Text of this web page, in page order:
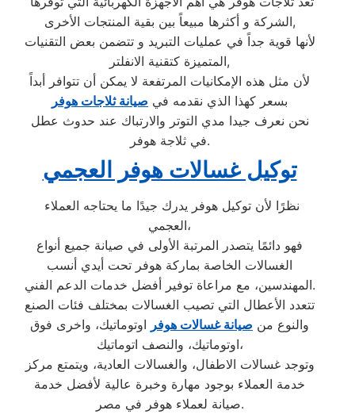
الشركة و أكثرها مبيعاً بين بقية المنتجات الأخرى,
لأنها قوية جداً في عمليات التبريد و تتضمن بعض التقنيات
المتميزة كتقنية الانفلتر,
لأن مثل هذه الإمكانيات المرتفعة لا يمكن أن تتوافر أبداً
بسعر كهذا الذي نقدمه في صيانة ثلاجات هوفر
نحن نعرف جيدا مدي التوتر والارتباك عند حدوث عطل
في ثلاجة هوفر.
توكيل غسالات هوفر العجمي
العجمي،
فهو دائمًا يتصدر المرتبة الأولى في صيانة جميع أنواع
الغسالات الخاصة بماركة هوفر تحت أيدي أنسب
المهندسين، مع مراعاة توفير أفضل خدمات الدعم الفني.
تتعدد الأعطال التي تصيب الغسالات بمختلف فئات الصنع
والنوع من صيانة غسالات هوفر اوتوماتيك، واخرى فوق
اوتوماتيك، والنصف اتوماتيك،
وتوجد غسالات الاطفال، والغسالات العادية، ويتمتع مركز
خدمة العملاء بوجود مهارة وخبرة عالية لأفضل خدمة
صيانة لعملاء هوفر في مصر.